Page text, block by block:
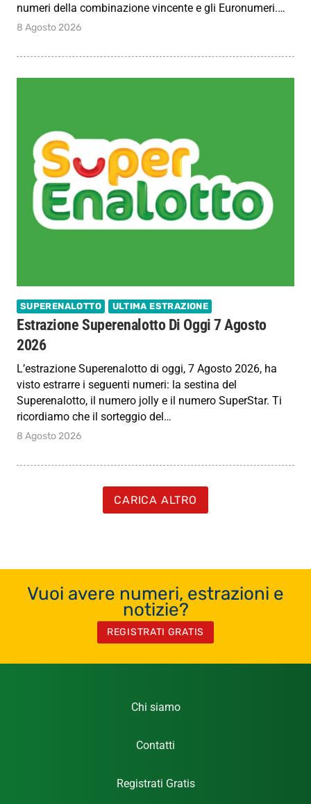
numeri della combinazione vincente e gli Euronumeri.…
8 Agosto 2026
SUPERENALOTTO ULTIMA ESTRAZIONE
Estrazione Superenalotto Di Oggi 7 Agosto
2026
L’estrazione Superenalotto di oggi, 7 Agosto 2026, ha
visto estrarre i seguenti numeri: la sestina del
Superenalotto, il numero jolly e il numero SuperStar. Ti
ricordiamo che il sorteggio del…
8 Agosto 2026
CARICA ALTRO
Vuoi avere numeri, estrazioni e
notizie?
REGISTRATI GRATIS
Chi siamo
Contatti
Registrati Gratis